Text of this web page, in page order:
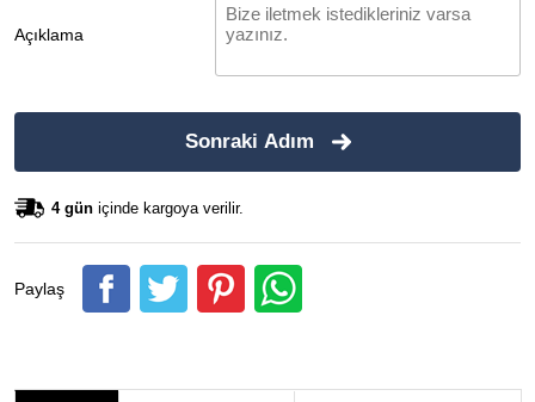
Açıklama
Sonraki Adım
4 gün içinde kargoya verilir.
Paylaş